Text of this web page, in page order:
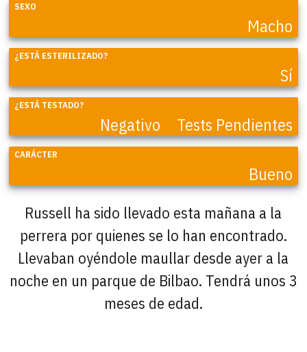
SEXO
Macho
¿ESTÁ ESTERILIZADO?
Sí
¿ESTÁ TESTADO?
Negativo Tests Pendientes
CARÁCTER
Bueno
Russell ha sido llevado esta mañana a la
perrera por quienes se lo han encontrado.
Llevaban oyéndole maullar desde ayer a la
noche en un parque de Bilbao. Tendrá unos 3
meses de edad.